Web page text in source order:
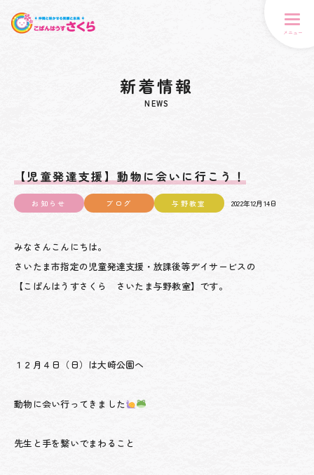
メニュー
新着情報
NEWS
【児童発達支援】動物に会いに行こう！
お知らせ ブログ 与野教室 2022年12月14日
みなさんこんにちは。
さいたま市指定の児童発達支援・放課後等デイサービスの
【こぱんはうすさくら さいたま与野教室】です。
１２月４日（日）は大崎公園へ
動物に会い行ってきました
先生と手を繋いでまわること